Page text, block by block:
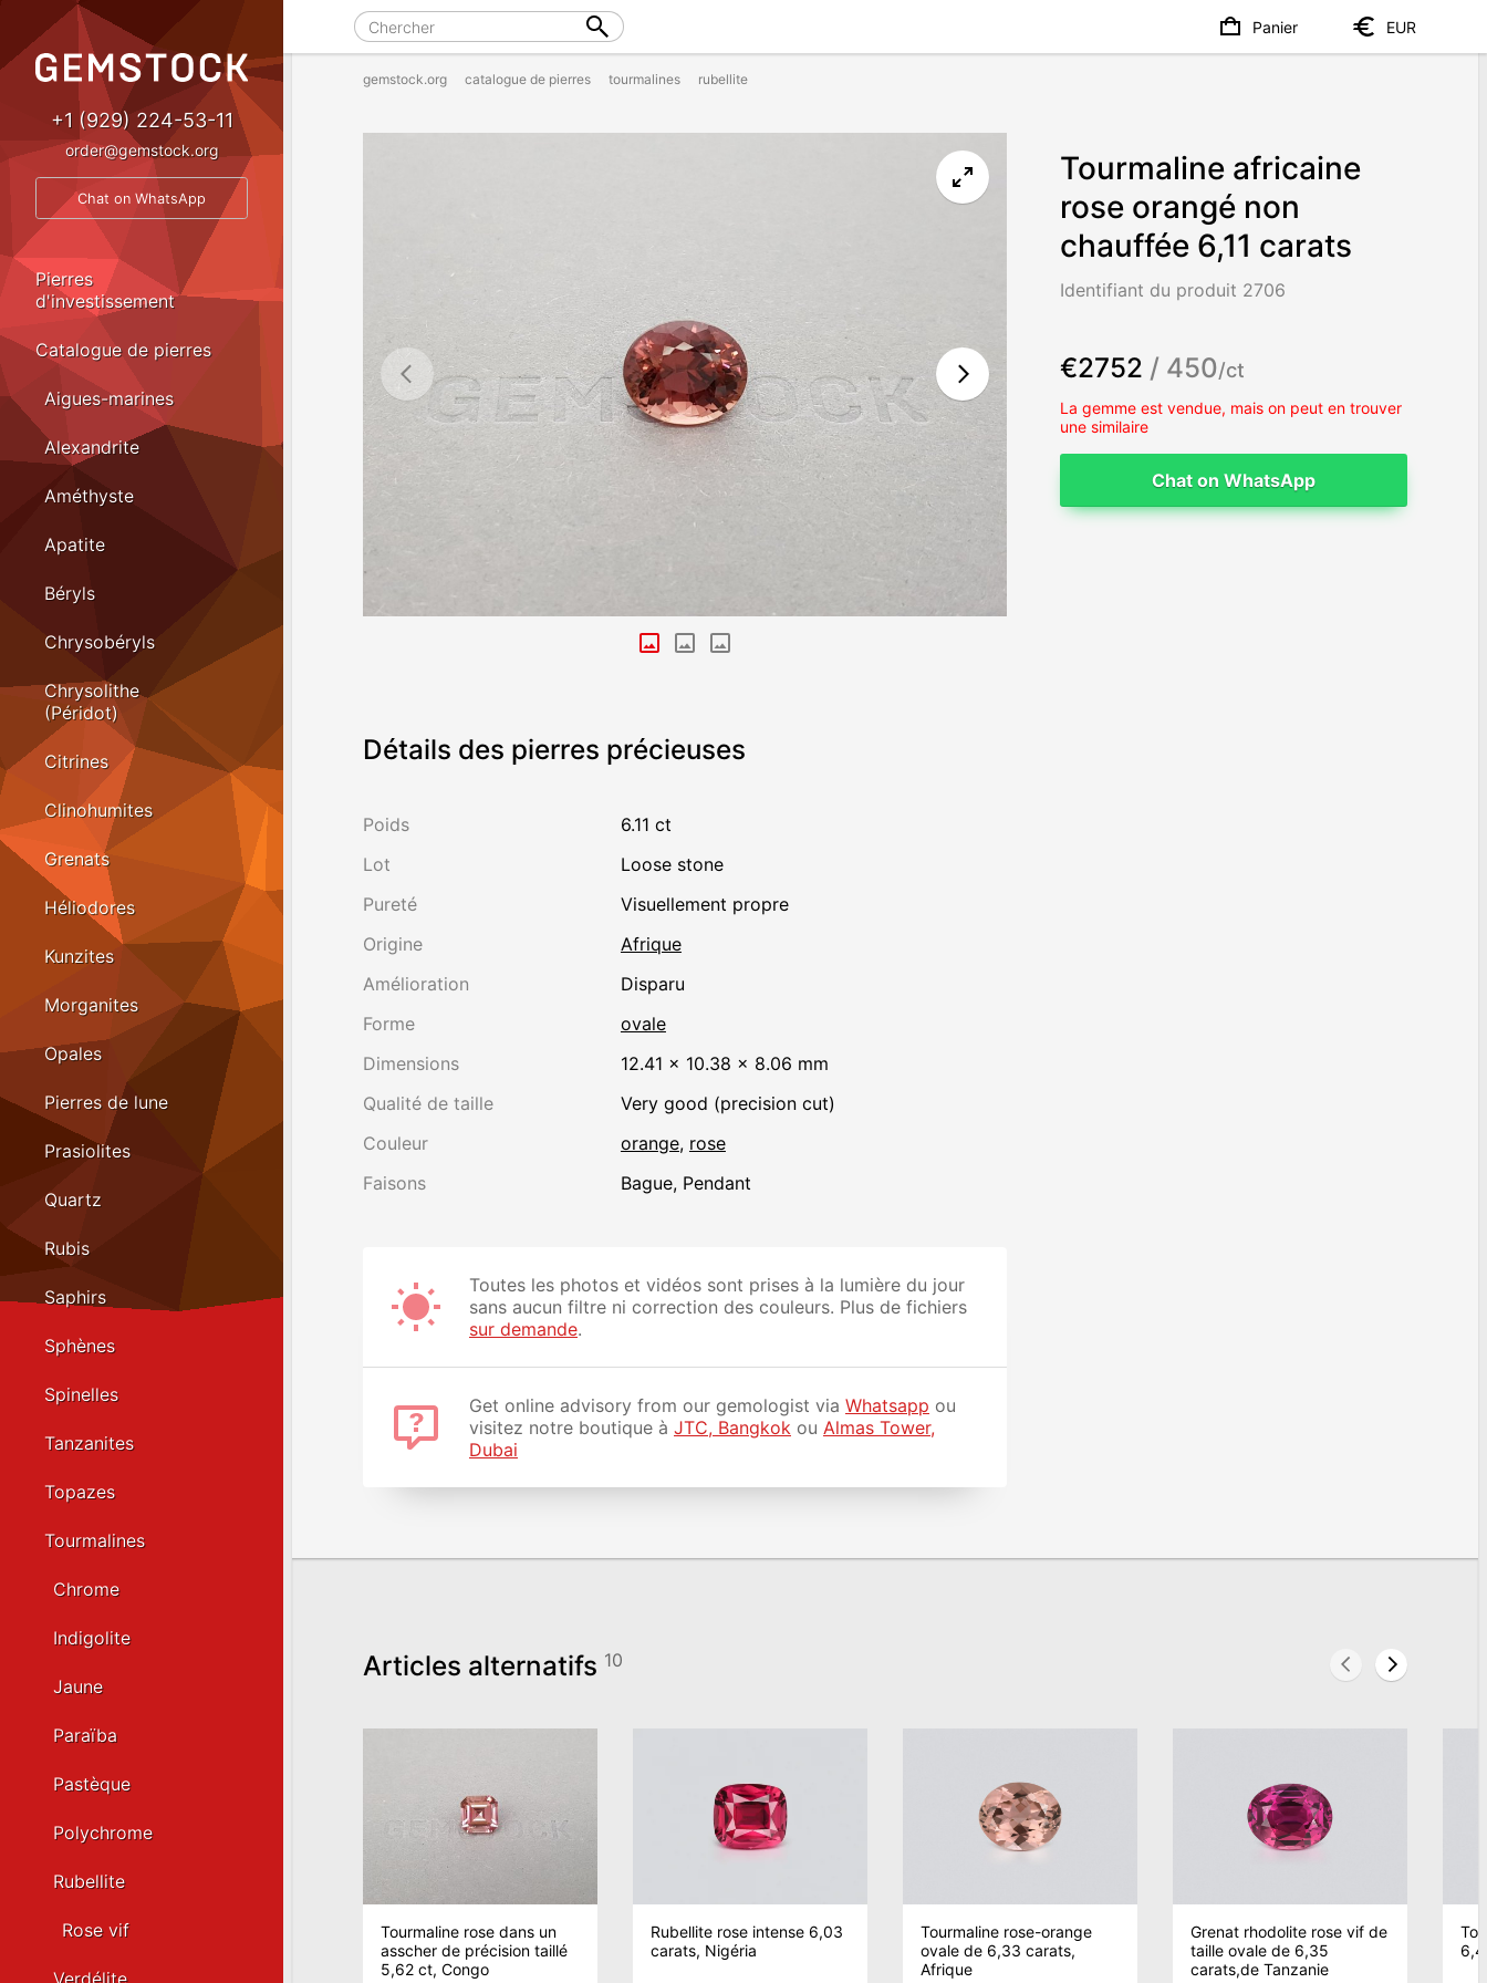
gemstock.org catalogue de pierres tourmalines rubellite
Tourmaline africaine
rose orangé non
chauffée 6,11 carats
Identifiant du produit 2706
€2752 / 450/ct
La gemme est vendue, mais on peut en trouver
une similaire
Chat on WhatsApp
Détails des pierres précieuses
Poids
6.11 ct
Lot
Loose stone
Pureté
visuellement propre
Origine
Afrique
Amélioration
disparu
Forme
ovale
Dimensions
12.41 × 10.38 × 8.06 mm
Qualité de taille
Very good (precision cut)
Couleur
orange, rose
Faisons
Bague, Pendant
Toutes les photos et vidéos sont prises à la lumière du jour
sans aucun filtre ni correction des couleurs. Plus de fichiers
sur demande.
Get online advisory from our gemologist via Whatsapp ou
visitez notre boutique à JTC, Bangkok ou Almas Tower,
Dubai
Articles alternatifs 10
Tourmaline rose dans un
asscher de précision taillé
5,62 ct, Congo
Rubellite rose intense 6,03
carats, Nigéria
Tourmaline rose-orange
ovale de 6,33 carats,
Afrique
Grenat rhodolite rose vif de
taille ovale de 6,35
carats,de Tanzanie
+1 (929) 224-53-11
order@gemstock.org
Chat on WhatsApp
Pierres
d'investissement
Catalogue de pierres
Aigues-marines
Alexandrite
Améthyste
Apatite
Béryls
Chrysobéryls
Chrysolithe
(Péridot)
Citrines
Clinohumites
Grenats
Héliodores
Kunzites
Morganites
Opales
Pierres de lune
Prasiolites
Quartz
Rubis
Saphirs
Sphènes
Spinelles
Tanzanites
Topazes
Tourmalines
Chrome
Indigolite
Jaune
Paraïba
Pastèque
Polychrome
Rubellite
Rose vif
Panier EUR